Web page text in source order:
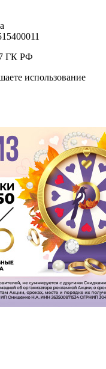
ГК РФ
использование